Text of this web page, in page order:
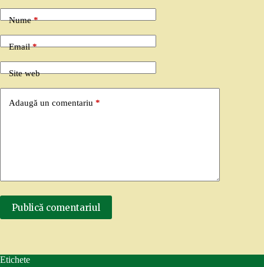
Nume*
Email*
Site web
Adaugă un comentariu *
Publică comentariul
Etichete